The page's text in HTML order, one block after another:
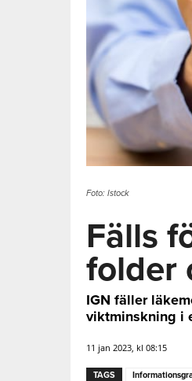
Foto: Istock
Fälls
folder
IGN fäller
viktminskning i
11 jan 2023, kl 08:15
TAGS